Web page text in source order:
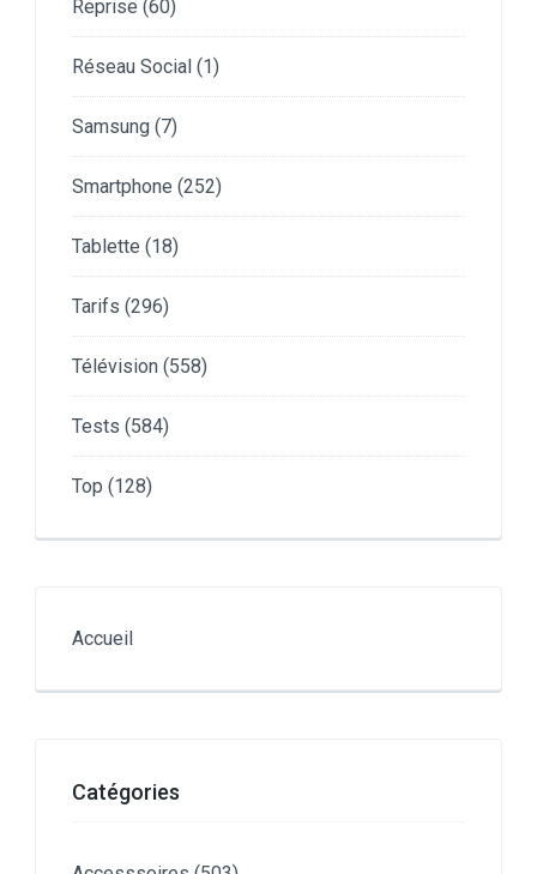
Reprise (60)
Réseau Social (1)
Samsung (7)
Smartphone (252)
Tablette (18)
Tarifs (296)
Télévision (558)
Tests (584)
Top (128)
Accueil
Catégories